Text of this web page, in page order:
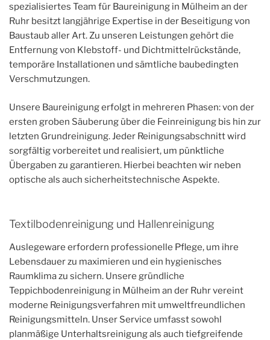
spezialisiertes Team für Baureinigung in Mülheim an der
Ruhr besitzt langjährige Expertise in der Beseitigung von
Baustaub aller Art. Zu unseren Leistungen gehört die
Entfernung von Klebstoff- und Dichtmittelrückstände,
temporäre Installationen und sämtliche baubedingten
Verschmutzungen.
Unsere Baureinigung erfolgt in mehreren Phasen: von der
ersten groben Säuberung über die Feinreinigung bis hin zur
letzten Grundreinigung. Jeder Reinigungsabschnitt wird
sorgfältig vorbereitet und realisiert, um pünktliche
Übergaben zu garantieren. Hierbei beachten wir neben
optische als auch sicherheitstechnische Aspekte.
Textilbodenreinigung und Hallenreinigung
Auslegeware erfordern professionelle Pflege, um ihre
Lebensdauer zu maximieren und ein hygienisches
Raumklima zu sichern. Unsere gründliche
Teppichbodenreinigung in Mülheim an der Ruhr vereint
moderne Reinigungsverfahren mit umweltfreundlichen
Reinigungsmitteln. Unser Service umfasst sowohl
planmäßige Unterhaltsreinigung als auch tiefgreifende